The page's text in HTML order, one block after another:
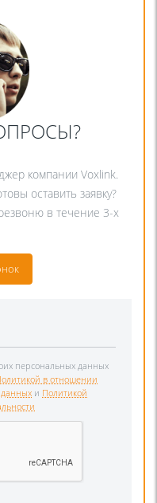
компании Voxlink.
оставить заявку?
в течение 3-х
персональных данных
в отношении
и Политикой